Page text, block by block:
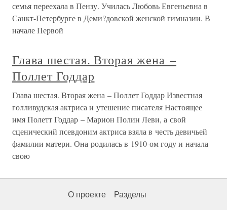
семья переехала в Пензу. Училась Любовь Евгеньевна в
Санкт-Петербурге в Деми?довской женской гимназии. В
начале Первой
Глава шестая. Вторая жена –
Поллет Годдар
Глава шестая. Вторая жена – Поллет Годдар Известная
голливудская актриса и утешение писателя Настоящее
имя Полетт Годдар – Марион Полин Леви, а свой
сценический псевдоним актриса взяла в честь девичьей
фамилии матери. Она родилась в 1910-ом году и начала
свою
О проекте Разделы